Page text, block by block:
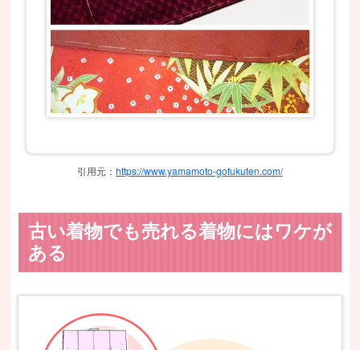
引用元： https://www.yamamoto-gofukuten.com/
古い着物でも売れる着物にはワケが
ある